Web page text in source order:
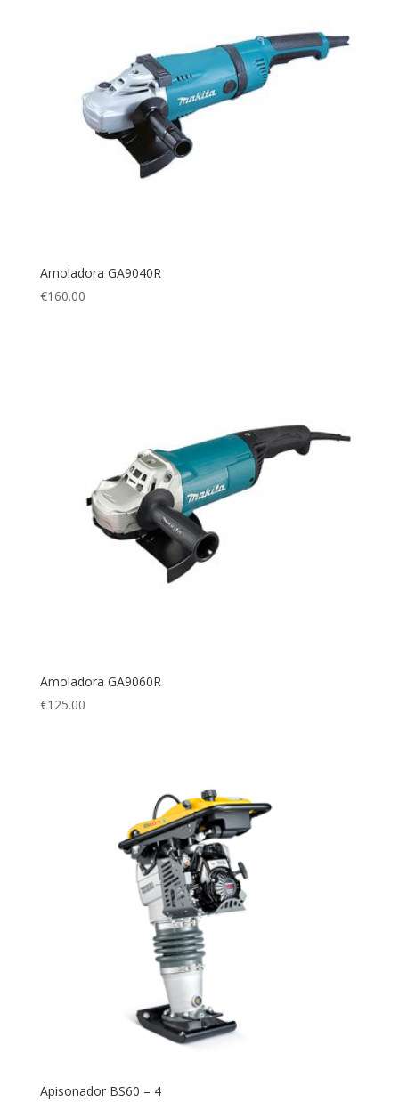
Amoladora GA9040R
€160.00
Amoladora GA9060R
€125.00
Apisonador BS60 – 4